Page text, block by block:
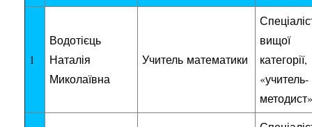
1
Водотієць
Наталія
Миколаївна
Учитель математики
вищої
категорії,
«учитель-
методист»